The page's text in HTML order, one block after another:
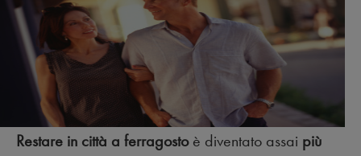
Restare in città a ferragostoè diventato assai più